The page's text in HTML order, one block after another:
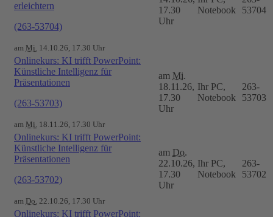
erleichtern
(263-53704)
am Mi. 14.10.26, 17.30 Uhr
17.30
Uhr
Notebook
53704
Onlinekurs: KI trifft PowerPoint:
Künstliche Intelligenz für
Präsentationen
(263-53703)
am Mi. 18.11.26, 17.30 Uhr
am Mi.
18.11.26,
17.30
Uhr
Ihr PC,
Notebook
263-
53703
Onlinekurs: KI trifft PowerPoint:
Künstliche Intelligenz für
Präsentationen
(263-53702)
am Do. 22.10.26, 17.30 Uhr
am Do.
22.10.26,
17.30
Uhr
Ihr PC,
Notebook
263-
53702
Onlinekurs: KI trifft PowerPoint: